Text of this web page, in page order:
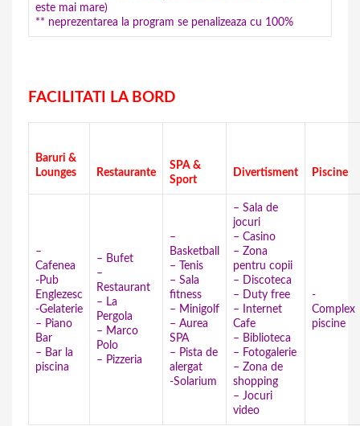
este mai mare)
** neprezentarea la program se penalizeaza cu 100%
FACILITATI LA BORD
Baruri &
Lounges
Restaurante
SPA &
Sport
Divertisment Piscine
–
Cafenea
-Pub
Englezesc
-Gelaterie
– Piano
Bar
– Bar la
piscina
– Bufet
–
Restaurant
– La
Pergola
– Marco
Polo
– Pizzeria
–
Basketball
– Tenis
– Sala
fitness
– Minigolf
– Aurea
SPA
– Pista de
alergat
-Solarium
– Sala de
jocuri
– Casino
– Zona
pentru copii
– Discoteca
– Duty free
– Internet
Cafe
– Biblioteca
– Fotogalerie
– Zona de
shopping
– Jocuri
video
-
Complex
piscine